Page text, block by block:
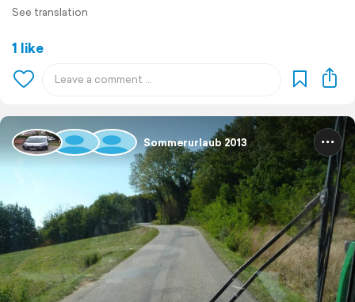
See translation
1 like
Sommerurlaub 2013